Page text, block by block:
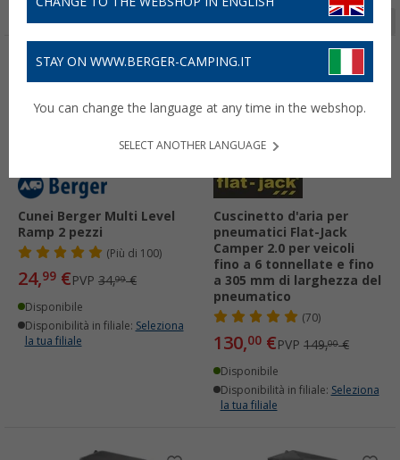
Pagina 1 da 8
Cunei Berger Multi Level
Ramp 2 pezzi
(Più di 100)
24,99 €PVP 34,99€
Disponibile
Disponibilità in filiale: Seleziona
la tua filiale
Cuscinetto d'aria per
pneumatici Flat-Jack
Camper 2.0 per veicoli
fino a 6 tonnellate e fino
a 305 mm di larghezza del
pneumatico
(70)
130,00 €PVP 149,00€
Disponibile
Disponibilità in filiale: Seleziona
la tua filiale
STAY ON WWW.BERGER-CAMPING.IT
You can change the language at any time in the webshop.
SELECT ANOTHER LANGUAGE